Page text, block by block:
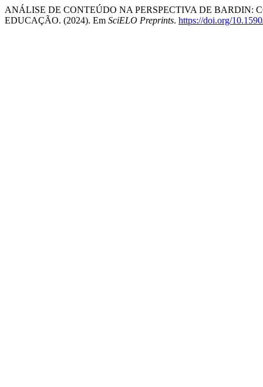
ANÁLISE DE CONTEÚDO NA PERSPECTIVA DE BARDIN:
EDUCAÇÃO. (2024). Em SciELO Preprints. https://doi.org/